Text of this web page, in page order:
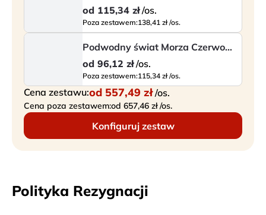
od 115,34 zł /os.
Poza zestawem:138,41 zł /os.
Podwodny świat Morza Czerwonego
od 96,12 zł /os.
Poza zestawem:115,34 zł /os.
Cena zestawu:od 557,49 zł /os.
Cena poza zestawem:od 657,46 zł /os.
Konfiguruj zestaw
Polityka Rezygnacji